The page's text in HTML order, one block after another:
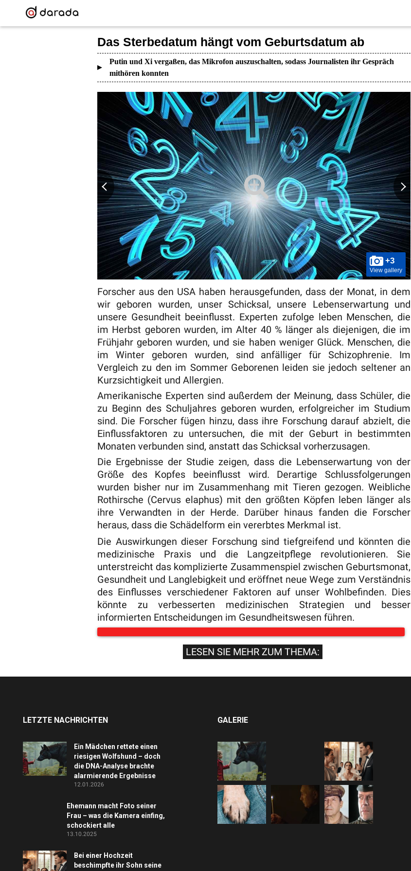
Das Sterbedatum hängt vom Geburtsdatum ab
Putin und Xi vergaßen, das Mikrofon auszuschalten, sodass Journalisten ihr Gespräch
mithören konnten
+3
View gallery
Forscher aus den USA haben herausgefunden, dass der Monat, in dem
wir geboren wurden, unser Schicksal, unsere Lebenserwartung und
unsere Gesundheit beeinflusst. Experten zufolge leben Menschen, die
im Herbst geboren wurden, im Alter 40 % länger als diejenigen, die im
Frühjahr geboren wurden, und sie haben weniger Glück. Menschen, die
im Winter geboren wurden, sind anfälliger für Schizophrenie. Im
Vergleich zu den im Sommer Geborenen leiden sie jedoch seltener an
Kurzsichtigkeit und Allergien.
Amerikanische Experten sind außerdem der Meinung, dass Schüler, die
zu Beginn des Schuljahres geboren wurden, erfolgreicher im Studium
sind. Die Forscher fügen hinzu, dass ihre Forschung darauf abzielt, die
Einflussfaktoren zu untersuchen, die mit der Geburt in bestimmten
Monaten verbunden sind, anstatt das Schicksal vorherzusagen.
Die Ergebnisse der Studie zeigen, dass die Lebenserwartung von der
Größe des Kopfes beeinflusst wird. Derartige Schlussfolgerungen
wurden bisher nur im Zusammenhang mit Tieren gezogen. Weibliche
Rothirsche (Cervus elaphus) mit den größten Köpfen leben länger als
ihre Verwandten in der Herde. Darüber hinaus fanden die Forscher
heraus, dass die Schädelform ein vererbtes Merkmal ist.
Die Auswirkungen dieser Forschung sind tiefgreifend und könnten die
medizinische Praxis und die Langzeitpflege revolutionieren. Sie
unterstreicht das komplizierte Zusammenspiel zwischen Geburtsmonat,
Gesundheit und Langlebigkeit und eröffnet neue Wege zum Verständnis
des Einflusses verschiedener Faktoren auf unser Wohlbefinden. Dies
könnte zu verbesserten medizinischen Strategien und besser
informierten Entscheidungen im Gesundheitswesen führen.
LESEN SIE MEHR ZUM THEMA:
LETZTE NACHRICHTEN
Ein Mädchen rettete einen
riesigen Wolfshund – doch
die DNA-Analyse brachte
alarmierende Ergebnisse
12.01.2026
Ehemann macht Foto seiner
Frau – was die Kamera einfing,
schockiert alle
13.10.2025
Bei einer Hochzeit
beschimpfte ihr Sohn seine
GALERIE